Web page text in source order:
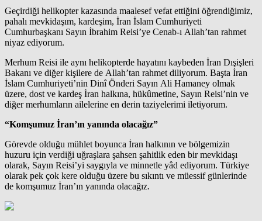
Geçirdiği helikopter kazasında maalesef vefat ettiğini öğrendiğimiz,
pahalı mevkidaşım, kardeşim, İran İslam Cumhuriyeti
Cumhurbaşkanı Sayın İbrahim Reisi’ye Cenab-ı Allah’tan rahmet
niyaz ediyorum.
Merhum Reisi ile aynı helikopterde hayatını kaybeden İran Dışişleri
Bakanı ve diğer kişilere de Allah’tan rahmet diliyorum. Başta İran
İslam Cumhuriyeti’nin Dinî Önderi Sayın Ali Hamaney olmak
üzere, dost ve kardeş İran halkına, hükûmetine, Sayın Reisi’nin ve
diğer merhumların ailelerine en derin taziyelerimi iletiyorum.
“Komşumuz İran’ın yanında olacağız”
Görevde olduğu mühlet boyunca İran halkının ve bölgemizin
huzuru için verdiği uğraşlara şahsen şahitlik eden bir mevkidaşı
olarak, Sayın Reisi’yi saygıyla ve minnetle yâd ediyorum. Türkiye
olarak pek çok kere olduğu üzere bu sıkıntı ve müessif günlerinde
de komşumuz İran’ın yanında olacağız.